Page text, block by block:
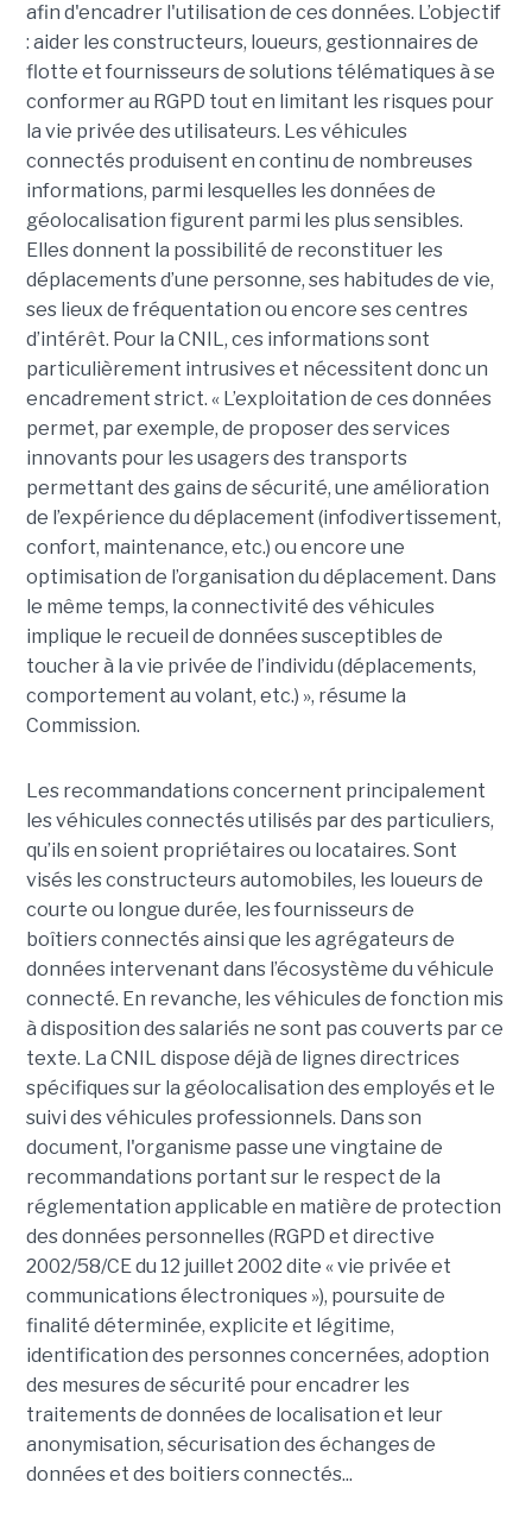
afin d'encadrer l'utilisation de ces données. L’objectif
: aider les constructeurs, loueurs, gestionnaires de
flotte et fournisseurs de solutions télématiques à se
conformer au RGPD tout en limitant les risques pour
la vie privée des utilisateurs. Les véhicules
connectés produisent en continu de nombreuses
informations, parmi lesquelles les données de
géolocalisation figurent parmi les plus sensibles.
Elles donnent la possibilité de reconstituer les
déplacements d’une personne, ses habitudes de vie,
ses lieux de fréquentation ou encore ses centres
d’intérêt. Pour la CNIL, ces informations sont
particulièrement intrusives et nécessitent donc un
encadrement strict. « L’exploitation de ces données
permet, par exemple, de proposer des services
innovants pour les usagers des transports
permettant des gains de sécurité, une amélioration
de l’expérience du déplacement (infodivertissement,
confort, maintenance, etc.) ou encore une
optimisation de l’organisation du déplacement. Dans
le même temps, la connectivité des véhicules
implique le recueil de données susceptibles de
toucher à la vie privée de l’individu (déplacements,
comportement au volant, etc.) », résume la
Commission.
Les recommandations concernent principalement
les véhicules connectés utilisés par des particuliers,
qu’ils en soient propriétaires ou locataires. Sont
visés les constructeurs automobiles, les loueurs de
courte ou longue durée, les fournisseurs de
boîtiers connectés ainsi que les agrégateurs de
données intervenant dans l’écosystème du véhicule
connecté. En revanche, les véhicules de fonction mis
à disposition des salariés ne sont pas couverts par ce
texte. La CNIL dispose déjà de lignes directrices
spécifiques sur la géolocalisation des employés et le
suivi des véhicules professionnels. Dans son
document, l'organisme passe une vingtaine de
recommandations portant sur le respect de la
réglementation applicable en matière de protection
des données personnelles (RGPD et directive
2002/58/CE du 12 juillet 2002 dite « vie privée et
communications électroniques »), poursuite de
finalité déterminée, explicite et légitime,
identification des personnes concernées, adoption
des mesures de sécurité pour encadrer les
traitements de données de localisation et leur
anonymisation, sécurisation des échanges de
données et des boitiers connectés...